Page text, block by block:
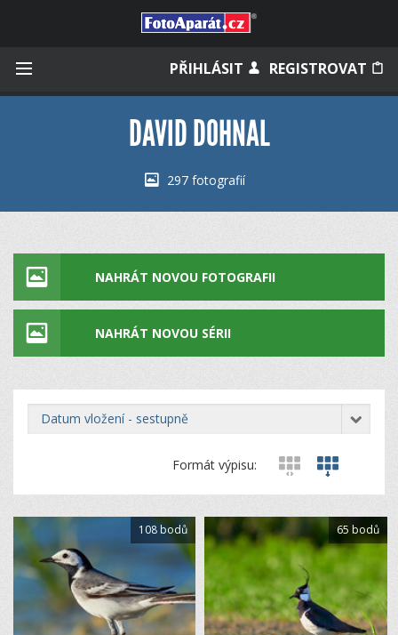
PŘIHLÁSIT REGISTROVAT
Měli jste účet na starém webu?
DAVID DOHNAL
297 fotografií
NAHRÁT NOVOU FOTOGRAFII
NAHRÁT NOVOU SÉRII
datum vložení - sestupně
Formát výpisu:
108 bodů 65 bodů